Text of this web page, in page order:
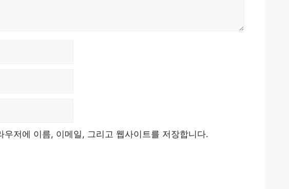
저에 이름, 이메일, 그리고 웹사이트를 저장합니다.